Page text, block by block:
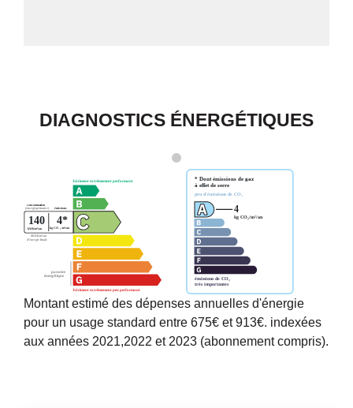
DIAGNOSTICS ÉNERGÉTIQUES
Montant estimé des dépenses annuelles d'énergie
pour un usage standard entre 675€ et 913€. indexées
aux années 2021,2022 et 2023 (abonnement compris).